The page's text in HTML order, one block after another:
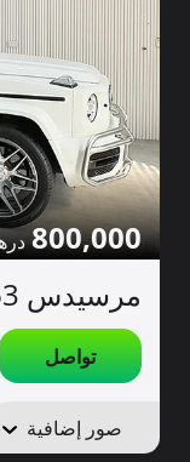
800,000
مرسيدس G63 للبيع
تواصل
صور إضافية